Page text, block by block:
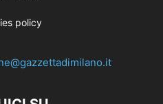
policy